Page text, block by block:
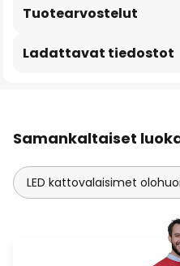
Tuotearvostelut
Ladattavat tiedostot
Samankaltaiset
LED kattovalaisimet